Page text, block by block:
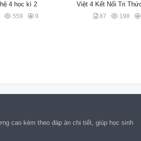
4 học kì 2
559 9
Việt 4 Kết Nối Tri
87 198
cao kèm theo đáp án chi tiết, giúp học sinh